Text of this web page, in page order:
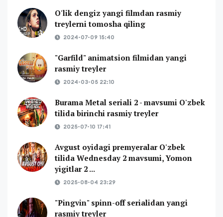
O'lik dengiz yangi filmdan rasmiy
treylerni tomosha qiling
2024-07-09 15:40
"Garfild" animatsion filmidan yangi
rasmiy treyler
2024-03-05 22:10
Burama Metal seriali 2 - mavsumi O'zbek
tilida birinchi rasmiy treyler
2025-07-10 17:41
Avgust oyidagi premyeralar O'zbek
tilida Wednesday 2 mavsumi, Yomon
yigitlar 2 ...
2025-08-04 23:29
"Pingvin" spinn-off serialidan yangi
rasmiy treyler